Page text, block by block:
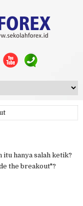
itu hanya salah ketik?
the breakout"?